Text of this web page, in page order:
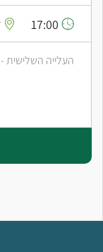
העלייה השלישית